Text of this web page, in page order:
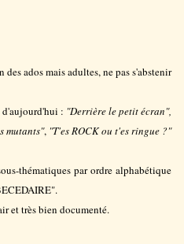
ados mais adultes, ne pas s'abstenir
d'aujourd'hui : "Derrière le petit écran",
mutants", "T'es ROCK ou t'es ringue ?"
thématiques par ordre alphabétique
et très bien documenté.